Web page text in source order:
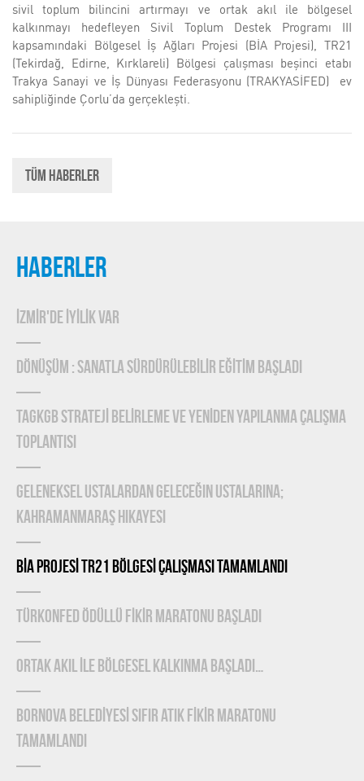
sivil toplum bilincini artırmayı ve ortak akıl ile bölgesel
kalkınmayı hedefleyen Sivil Toplum Destek Programı III
kapsamındaki Bölgesel İş Ağları Projesi (BİA Projesi), TR21
(Tekirdağ, Edirne, Kırklareli) Bölgesi çalışması beşinci etabı
Trakya Sanayi ve İş Dünyası Federasyonu (TRAKYASİFED) ev
sahipliğinde Çorlu’da gerçekleşti.
Tüm Haberler
HABERLER
İZMİR'DE İYİLİK VAR
DÖNÜŞÜM : SANATLA SÜRDÜRÜLEBİLİR EĞİTİM BAŞLADI
TAGKGB STRATEJİ BELİRLEME ve YENİDEN YAPILANMA ÇALIŞMA
TOPLANTISI
Geleneksel Ustalardan Geleceğin Ustalarına;
Kahramanmaraş Hikayesi
BİA PROJESİ TR21 BÖLGESİ ÇALIŞMASI TAMAMLANDI
TÜRKONFED Ödüllü FİKİR Maratonu Başladı
ORTAK AKIL İLE BÖLGESEL KALKINMA BAŞLADI…
BORNOVA BELEDİYESİ SIFIR ATIK FİKİR MARATONU
TAMAMLANDI